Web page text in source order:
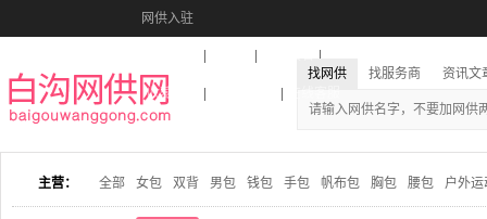
网供入驻
收藏本站
找网供 找服务商 资讯文
主营： 全部 女包 双背 男包 钱包 手包 帆布包 胸包 腰包 户外运